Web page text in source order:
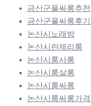
금산군풀싸롱추천
금산군풀싸롱후기
논산시노래방
논산시란제리룸
논산시룸사롱
논산시룸살롱
논산시룸싸롱
논산시룸싸롱가격